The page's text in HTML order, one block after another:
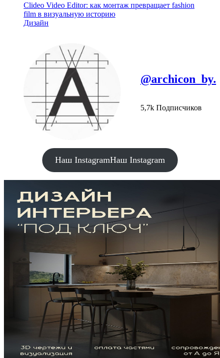
Clideo Video Editor: как монтаж превращает fashion
film в визуальную историю
Дизайн
@archicon_by.
5,7k Подписчиков
Наш InstagramНаш Instagram